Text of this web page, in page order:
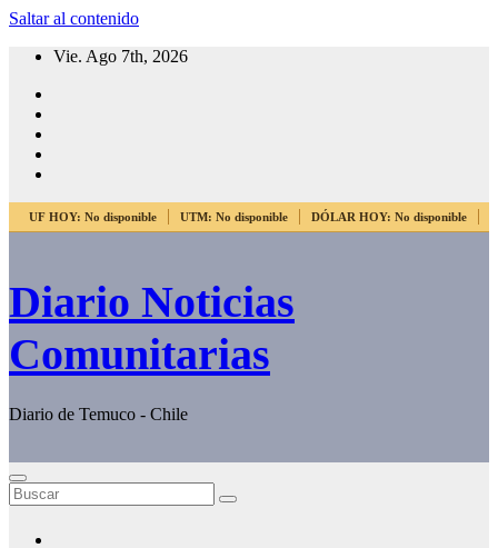
Saltar al contenido
Vie. Ago 7th, 2026
UF HOY: No disponible UTM: No disponible DÓLAR HOY: No disponible
Diario Noticias
Comunitarias
Diario de Temuco - Chile